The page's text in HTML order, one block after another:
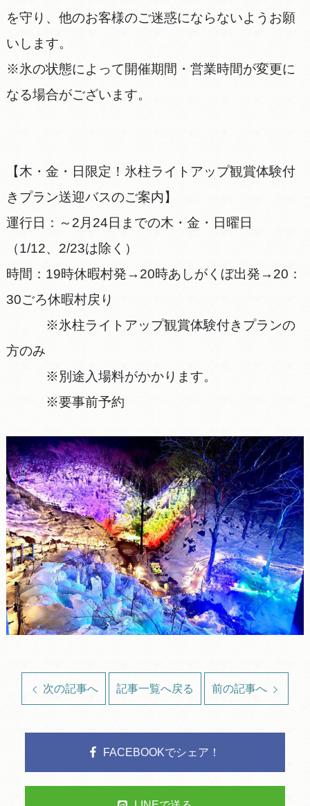
を守り、他のお客様のご迷惑にならないようお願
いします。
※氷の状態によって開催期間・営業時間が変更に
なる場合がございます。
【木・金・日限定！氷柱ライトアップ観賞体験付
きプラン送迎バスのご案内】
運行日：～2月24日までの木・金・日曜日
（1/12、2/23は除く）
時間：19時休暇村発→20時あしがくぼ出発→20：
30ごろ休暇村戻り
※氷柱ライトアップ観賞体験付きプランの
方のみ
※別途入場料がかかります。
※要事前予約
次の記事へ 記事一覧へ戻る 前の記事へ
FACEBOOKでシェア！